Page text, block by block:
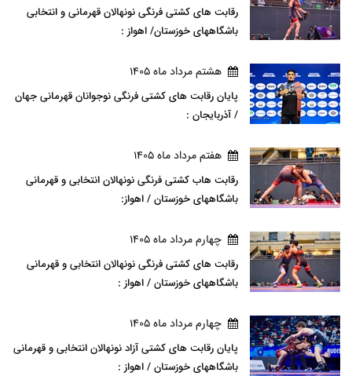
رقابت های کشتی فرنگی نونهالان قهرمانی و انتخابی
باشگاههای خوزستان/ اهواز :
هشتم مرداد ماه 1405
پایان رقابت های کشتی فرنگی نوجوانان قهرمانی جهان
/ آذربایجان :
هفتم مرداد ماه 1405
رقابت هاب کشتی فرنگی نونهالان انتخابی و قهرمانی
باشگاههای خوزستان / اهواز:
چهارم مرداد ماه 1405
رقابت های کشتی فرنگی نونهالان انتخابی و قهرمانی
باشگاههای خوزستان / اهواز :
چهارم مرداد ماه 1405
پایان رقابت های کشتی آزاد نونهالان انتخابی و قهرمانی
باشگاههای خوزستان / اهواز :